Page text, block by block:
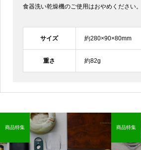
食器洗い乾燥機のご使用はおやめください。
サイズ 約280×90×80mm
重さ 約82g
商品特集 商品特集